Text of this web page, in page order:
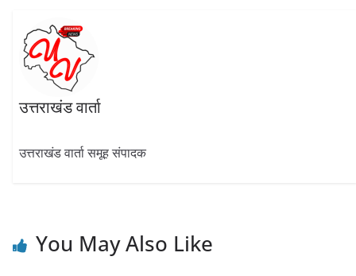
उत्तराखंड वार्ता
उत्तराखंड वार्ता समूह संपादक
You May Also Like